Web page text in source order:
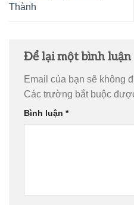
Thành
Để lại một bình luận
Email của bạn sẽ không
Các trường bắt buộc
Bình luận *